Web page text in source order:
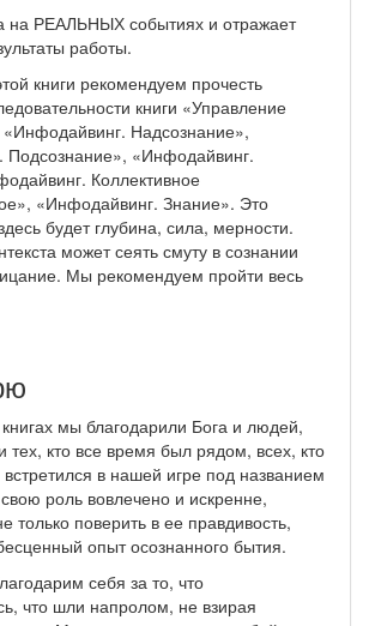
на РЕАЛЬНЫХ событиях и отражает
работы.
книги рекомендуем прочесть
книги «Управление
Надсознание»,
Подсознание», «Инфодайвинг.
Коллективное
«Инфодайвинг. Знание». Это
будет глубина, сила, мерности.
может сеять смуту в сознании
Мы рекомендуем пройти весь
мы благодарили Бога и людей,
кто все время был рядом, всех, кто
в нашей игре под названием
роль вовлечено и искренне,
только поверить в ее правдивость,
опыт осознанного бытия.
себя за то, что
что шли напролом, не взирая